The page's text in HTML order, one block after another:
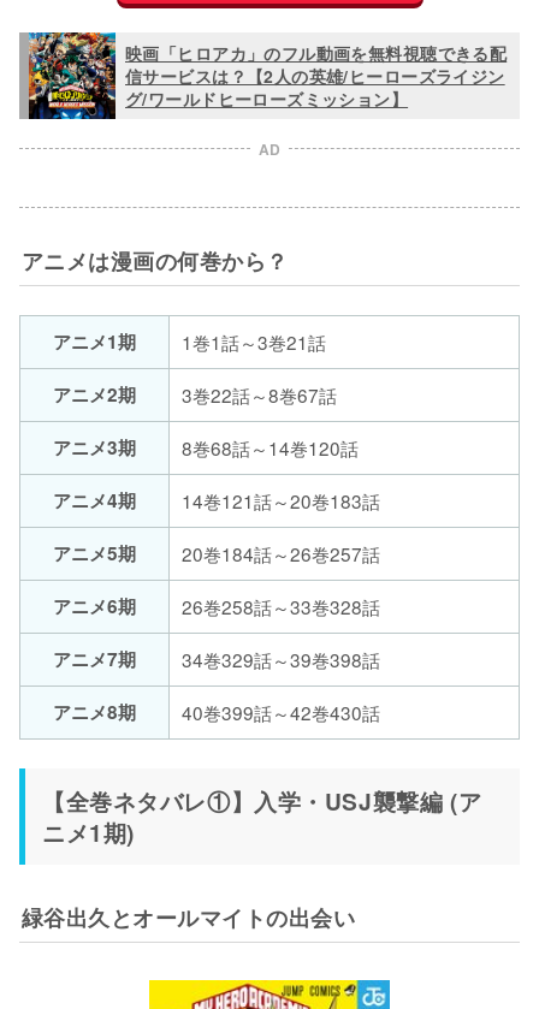
映画「ヒロアカ」のフル動画を無料視聴できる配
信サービスは？【2人の英雄/ヒーローズライジン
グ/ワールドヒーローズミッション】
AD
アニメは漫画の何巻から？
アニメ1期
1巻1話～3巻21話
アニメ2期
3巻22話～8巻67話
アニメ3期
8巻68話～14巻120話
アニメ4期
14巻121話～20巻183話
アニメ5期
20巻184話～26巻257話
アニメ6期
26巻258話～33巻328話
アニメ7期
34巻329話～39巻398話
アニメ8期
40巻399話～42巻430話
【全巻ネタバレ①】入学・USJ襲撃編 (ア
ニメ1期)
緑谷出久とオールマイトの出会い